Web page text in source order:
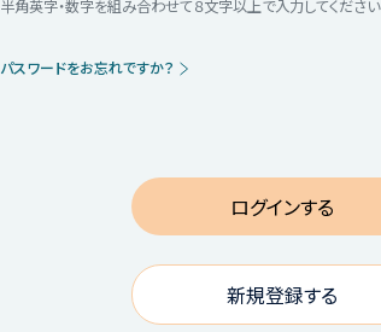
半角英字・数字を組み合わせて８文字以上で入力してください
パスワードをお忘れですか？
新規登録する